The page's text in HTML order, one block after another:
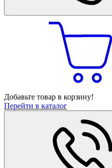
Добавьте товар в корзину!
Перейти в каталог